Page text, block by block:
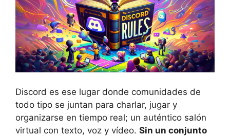
Discord es ese lugar donde comunidades de
todo tipo se juntan para charlar, jugar y
organizarse en tiempo real; un auténtico salón
virtual con texto, voz y vídeo. Sin un conjunto